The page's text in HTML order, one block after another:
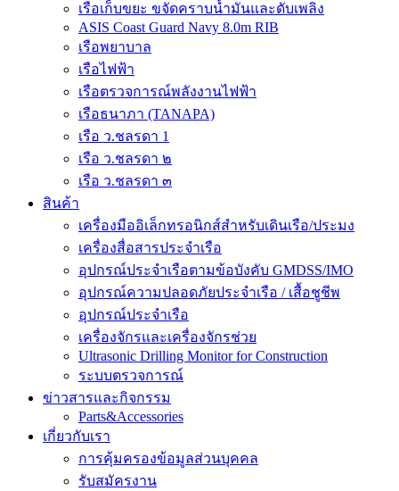
เรือเก็บขยะ ขจัดคราบน้ำมันและดับเพลิง
ASIS Coast Guard Navy 8.0m RIB
เรือพยาบาล
เรือไฟฟ้า
เรือตรวจการณ์พลังงานไฟฟ้า
เรือธนาภา (TANAPA)
เรือ ว.ชลรดา 1
เรือ ว.ชลรดา ๒
เรือ ว.ชลรดา ๓
สินค้า
เครื่องมืออิเล็กทรอนิกส์สำหรับเดินเรือ/ประมง
เครื่องสื่อสารประจำเรือ
อุปกรณ์ประจำเรือตามข้อบังคับ GMDSS/IMO
อุปกรณ์ความปลอดภัยประจำเรือ / เสื้อชูชีพ
อุปกรณ์ประจำเรือ
เครื่องจักรและเครื่องจักรช่วย
Ultrasonic Drilling Monitor for Construction
ระบบตรวจการณ์
ข่าวสารและกิจกรรม
Parts&Accessories
เกี่ยวกับเรา
การคุ้มครองข้อมูลส่วนบุคคล
รับสมัครงาน